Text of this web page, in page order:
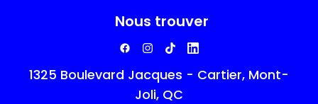
Nous trouver
1325 Boulevard Jacques - Cartier, Mont-
Joli, QC